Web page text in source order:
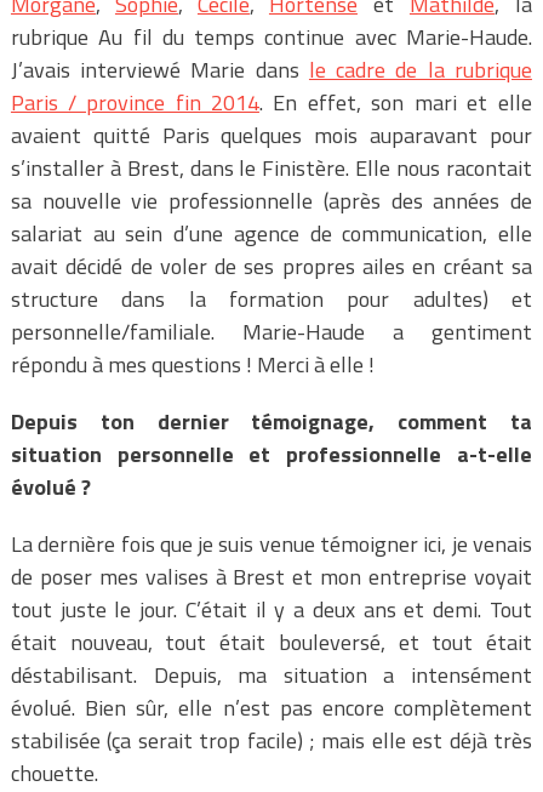
rubrique Au fil du temps continue avec Marie-Haude.
J’avais interviewé Marie dans le cadre de la rubrique
Paris / province fin 2014. En effet, son mari et elle
avaient quitté Paris quelques mois auparavant pour
s’installer à Brest, dans le Finistère. Elle nous racontait
sa nouvelle vie professionnelle (après des années de
salariat au sein d’une agence de communication, elle
avait décidé de voler de ses propres ailes en créant sa
structure dans la formation pour adultes) et
personnelle/familiale. Marie-Haude a gentiment
répondu à mes questions ! Merci à elle !
Depuis ton dernier témoignage, comment ta
situation personnelle et professionnelle a-t-elle
évolué ?
La dernière fois que je suis venue témoigner ici, je venais
de poser mes valises à Brest et mon entreprise voyait
tout juste le jour. C’était il y a deux ans et demi. Tout
était nouveau, tout était bouleversé, et tout était
déstabilisant. Depuis, ma situation a intensément
évolué. Bien sûr, elle n’est pas encore complètement
stabilisée (ça serait trop facile) ; mais elle est déjà très
chouette.